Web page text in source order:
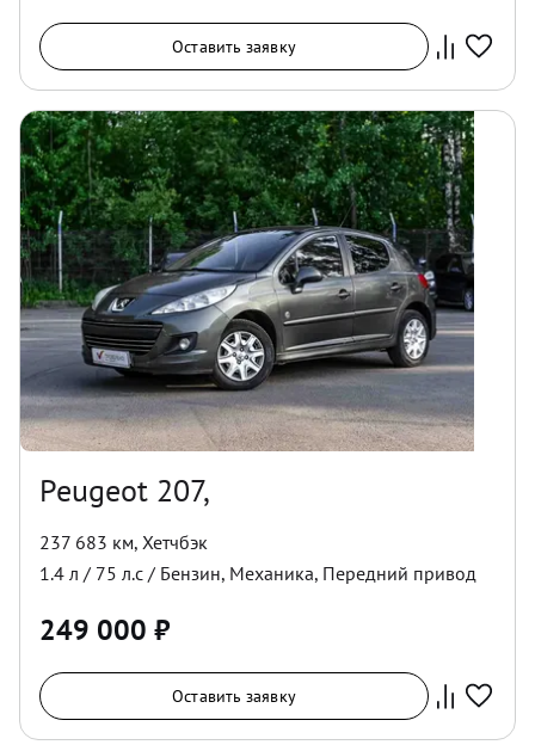
Оставить заявку
Peugeot 207,
237 683 км, Хетчбэк
1.4 л / 75 л.с / Бензин, Механика, Передний привод
249 000 ₽
Оставить заявку